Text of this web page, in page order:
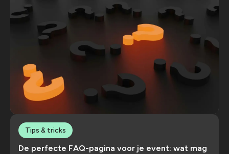
De perfecte FAQ-pagina voor je event: wat mag
Tips & tricks